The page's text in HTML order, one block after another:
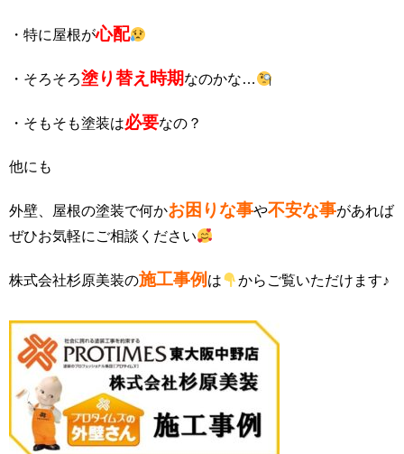
・特に屋根が心配
・そろそろ塗り替え時期なのかな…
・そもそも塗装は必要なの？
他にも
外壁、屋根の塗装で何かお困りな事や不安な事があれば
ぜひお気軽にご相談ください
株式会社杉原美装の施工事例 は からご覧いただけます♪